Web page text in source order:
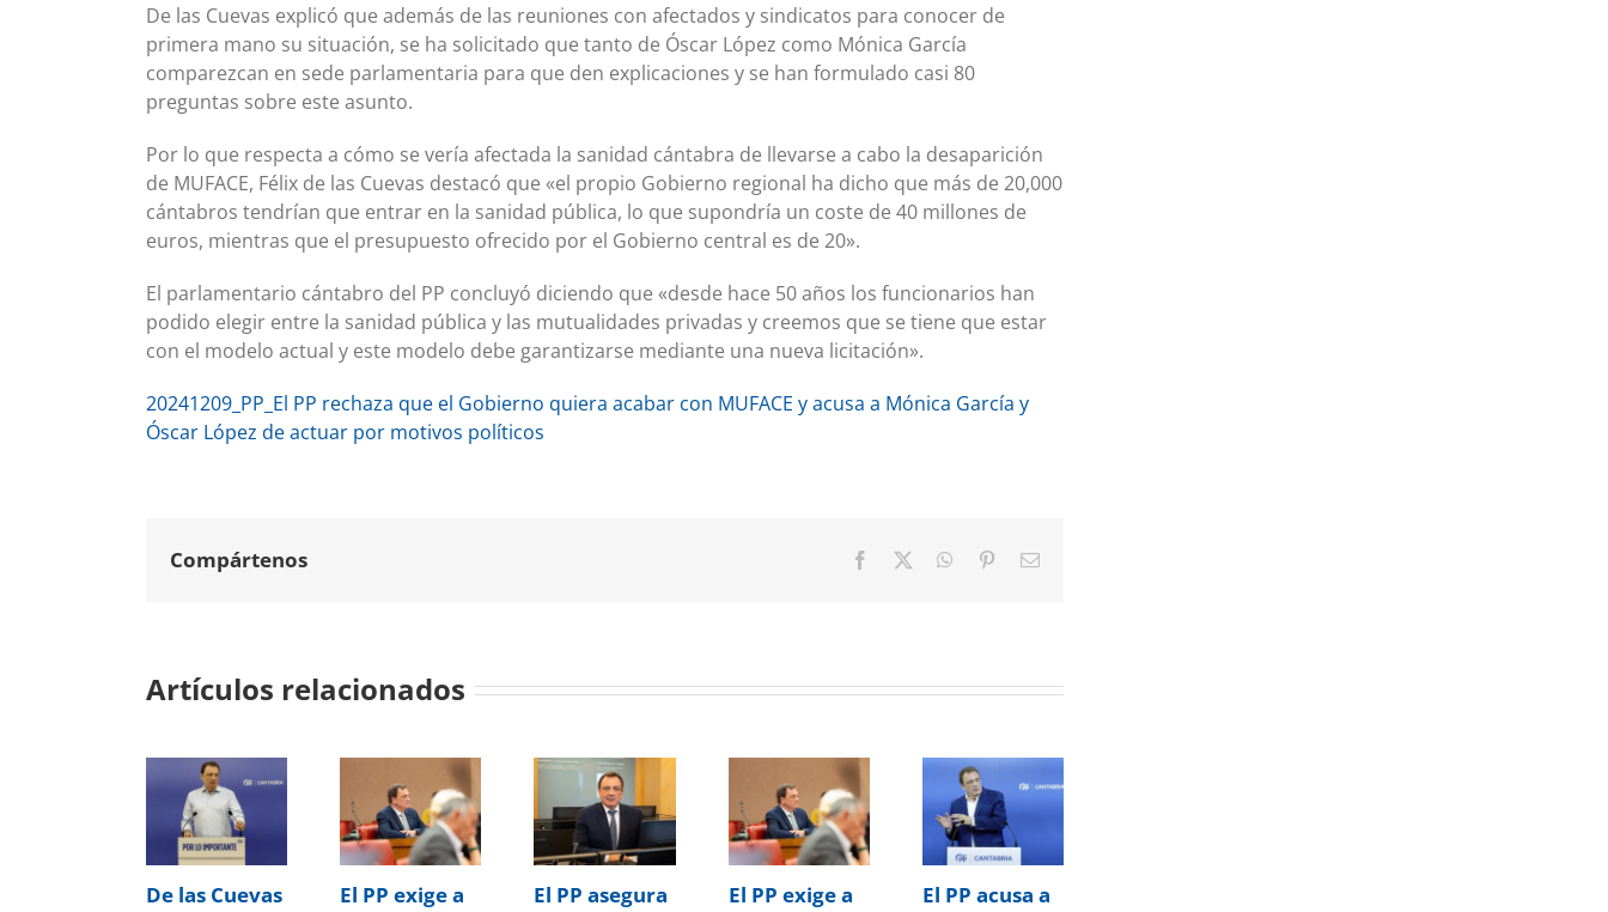
De las Cuevas explicó que además de las reuniones con afectados y sindicatos para conocer de
primera mano su situación, se ha solicitado que tanto de Óscar López como Mónica García
comparezcan en sede parlamentaria para que den explicaciones y se han formulado casi 80
preguntas sobre este asunto.
Por lo que respecta a cómo se vería afectada la sanidad cántabra de llevarse a cabo la desaparición
de MUFACE, Félix de las Cuevas destacó que «el propio Gobierno regional ha dicho que más de 20,000
cántabros tendrían que entrar en la sanidad pública, lo que supondría un coste de 40 millones de
euros, mientras que el presupuesto ofrecido por el Gobierno central es de 20».
El parlamentario cántabro del PP concluyó diciendo que «desde hace 50 años los funcionarios han
podido elegir entre la sanidad pública y las mutualidades privadas y creemos que se tiene que estar
con el modelo actual y este modelo debe garantizarse mediante una nueva licitación».
20241209_PP_El PP rechaza que el Gobierno quiera acabar con MUFACE y acusa a Mónica García y
Óscar López de actuar por motivos políticos
Compártenos Facebook WhatsApp
PinterestCorreo
Artículos relacionados
De las Cuevas
El PP exige a
El PP asegura
El PP exige a
El PP acusa a